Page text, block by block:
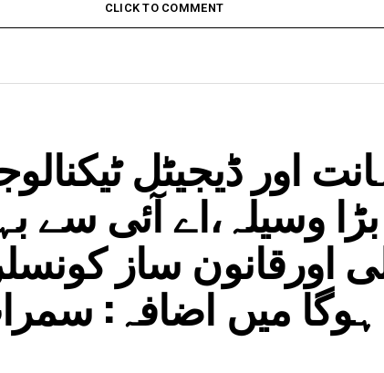
CLICK TO COMMENT
اور ڈیجیٹل
وسیلہ،اے آئی سے
اورقانون ساز
ہوگا میں اضافہ: